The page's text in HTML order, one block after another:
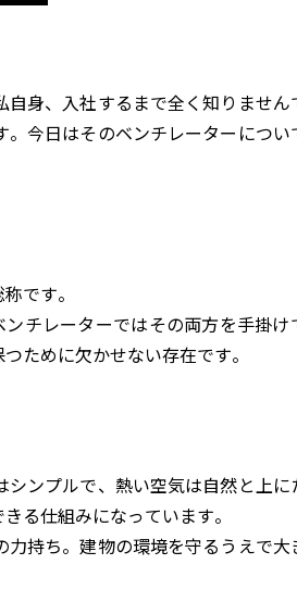
自身、入社するまで全く知りません
今日はそのベンチレーターについ
です。
チレーターではその両方を手掛け
ために欠かせない存在です。
ンプルで、熱い空気は自然と上に
る仕組みになっています。
持ち。建物の環境を守るうえで大